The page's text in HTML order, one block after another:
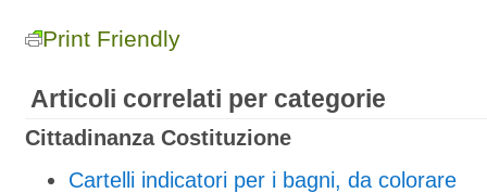
Print Friendly
Articoli correlati per categorie
Cittadinanza Costituzione
Cartelli indicatori per i bagni, da colorare